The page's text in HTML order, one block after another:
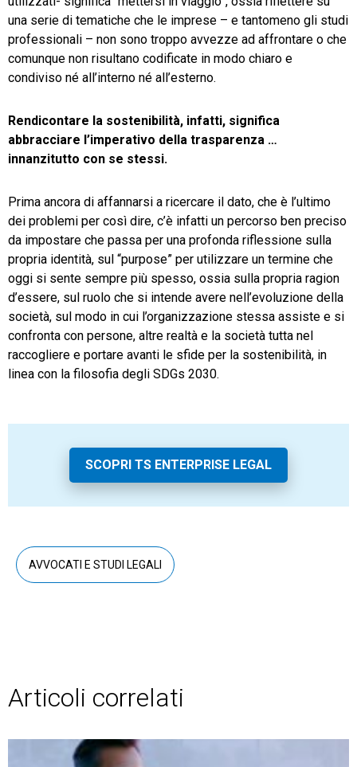
una serie di tematiche che le imprese – e tantomeno gli studi
professionali – non sono troppo avvezze ad affrontare o che
comunque non risultano codificate in modo chiaro e
condiviso né all’interno né all’esterno.
Rendicontare la sostenibilità, infatti, significa
abbracciare l’imperativo della trasparenza …
innanzitutto con se stessi.
Prima ancora di affannarsi a ricercare il dato, che è l’ultimo
dei problemi per così dire, c’è infatti un percorso ben preciso
da impostare che passa per una profonda riflessione sulla
propria identità, sul “purpose” per utilizzare un termine che
oggi si sente sempre più spesso, ossia sulla propria ragion
d’essere, sul ruolo che si intende avere nell’evoluzione della
società, sul modo in cui l’organizzazione stessa assiste e si
confronta con persone, altre realtà e la società tutta nel
raccogliere e portare avanti le sfide per la sostenibilità, in
linea con la filosofia degli SDGs 2030.
SCOPRI TS ENTERPRISE LEGAL
AVVOCATI E STUDI LEGALI
Articoli correlati